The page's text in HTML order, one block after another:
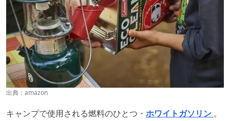
出典： amazon
キャンプで使用される燃料のひとつ・ ホワイトガソリン 。